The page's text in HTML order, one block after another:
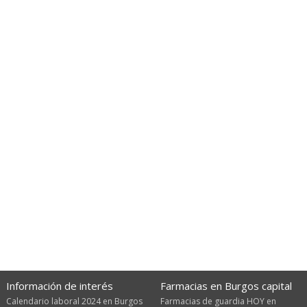
Información de interés
Calendario laboral 2024 en Burgos
Farmacias en Burgos capital
Farmacias de guardia HOY en